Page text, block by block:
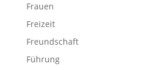
Frauen
Freizeit
Freundschaft
Führung